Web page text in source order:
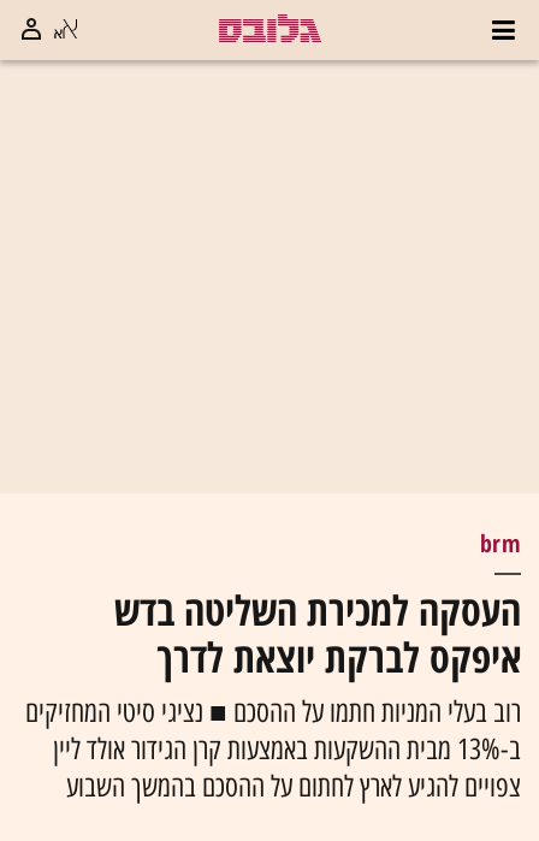
brm
העסקה למכירת השליטה בדש
איפקס לברקת יוצאת לדרך
רוב בעלי המניות חתמו על ההסכם ■ נציגי סיטי המחזיקים
ב-13% מבית ההשקעות באמצעות קרן הגידור אולד ליין
צפויים להגיע לארץ לחתום על ההסכם בהמשך השבוע